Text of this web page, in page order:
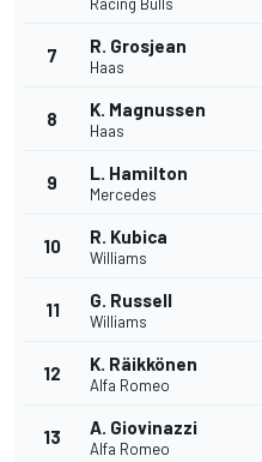
7 R. Grosjean
Haas
8 K. Magnussen
Haas
9 L. Hamilton
Mercedes
10 R. Kubica
Williams
11 G. Russell
Williams
12 K. Räikkönen
Alfa Romeo
13 A. Giovinazzi
Alfa Romeo